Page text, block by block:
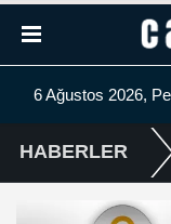
6 Ağustos 2026,
HABERLER